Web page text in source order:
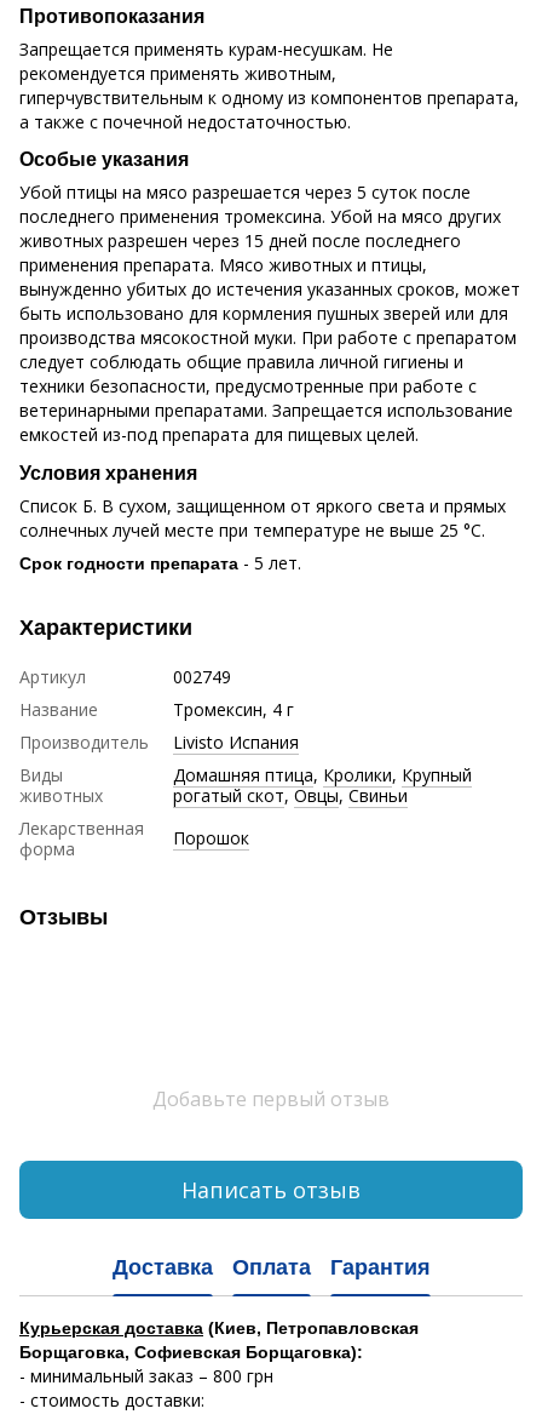
Противопоказания
Запрещается применять курам-несушкам. Не
рекомендуется применять животным,
гиперчувствительным к одному из компонентов препарата,
а также с почечной недостаточностью.
Особые указания
Убой птицы на мясо разрешается через 5 суток после
последнего применения тромексина. Убой на мясо других
животных разрешен через 15 дней после последнего
применения препарата. Мясо животных и птицы,
вынужденно убитых до истечения указанных сроков, может
быть использовано для кормления пушных зверей или для
производства мясокостной муки. При работе с препаратом
следует соблюдать общие правила личной гигиены и
техники безопасности, предусмотренные при работе с
ветеринарными препаратами. Запрещается использование
емкостей из-под препарата для пищевых целей.
Условия хранения
Список Б. В сухом, защищенном от яркого света и прямых
солнечных лучей месте при температуре не выше 25 °С.
Срок годности препарата - 5 лет.
Характеристики
Артикул
002749
Название
Тромексин, 4 г
Производитель
Livisto Испания
Виды
животных
Домашняя птица, Кролики, Крупный
рогатый скот,Овцы,Свиньи
Лекарственная
форма
Порошок
Отзывы
Добавьте первый отзыв
Написать отзыв
Доставка Оплата Гарантия
Курьерская доставка (Киев, Петропавловская
Борщаговка, Софиевская Борщаговка):
- минимальный заказ – 800 грн
- стоимость доставки: